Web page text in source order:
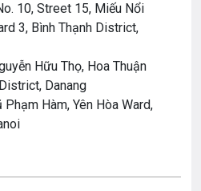
10, Street 15, Miếu Nổi
3, Bình Thạnh District,
Hữu Thọ, Hoa Thuận
Danang
Hàm, Yên Hòa Ward,